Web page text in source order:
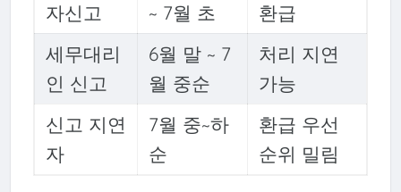
자신고
~ 7월 초
환급
세무대리
인 신고
6월 말 ~ 7
월 중순
처리 지연
가능
신고 지연
자
7월 중~하
순
환급 우선
순위 밀림